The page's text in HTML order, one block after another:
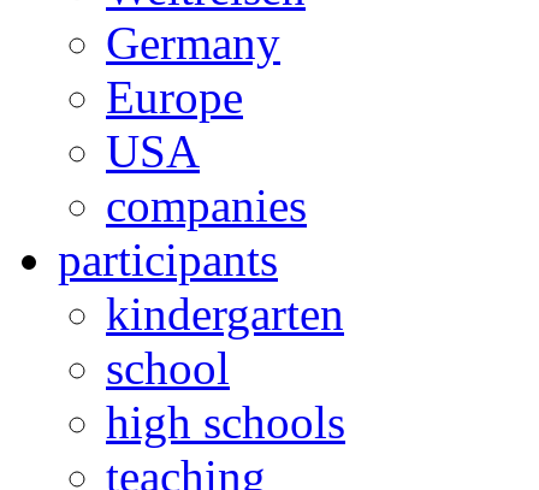
Germany
Europe
USA
companies
participants
kindergarten
school
high schools
teaching